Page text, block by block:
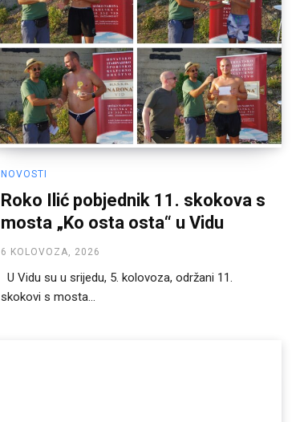
NOVOSTI
Roko Ilić pobjednik 11. skokova s
mosta „Ko osta osta“ u Vidu
6 KOLOVOZA, 2026
U Vidu su u srijedu, 5. kolovoza, održani 11.
skokovi s mosta...